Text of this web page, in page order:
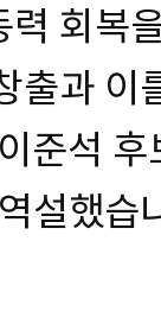
회복
출과 이
준석
설했습